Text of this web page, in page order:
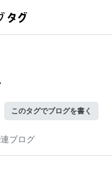
このタグでブログを書く
ブログ